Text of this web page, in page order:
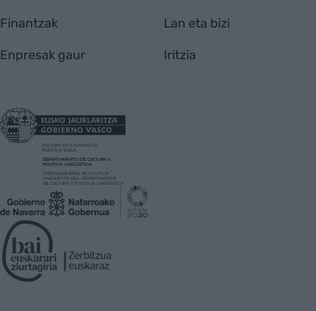
Finantzak
Enpresak gaur
Lan eta bizi
Iritzia